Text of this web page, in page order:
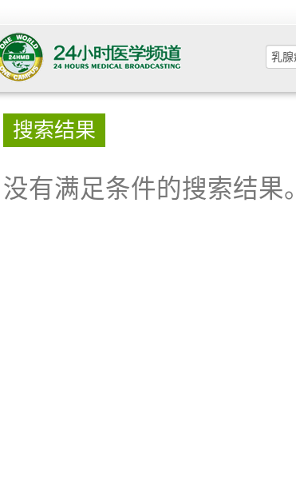
搜索结果
没有满足条件的搜索结果。